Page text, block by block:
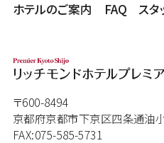
ホテルのご案内
FAQ スタ
〒600-8494
京都府京都市下京区四条通油
FAX:075-585-5731